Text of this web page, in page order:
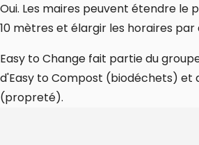
Oui. Les maires peuvent étendre le
10 mètres et élargir les horaires
Easy to Change fait partie du
d'Easy to Compost (biodéchets) et
(propreté).